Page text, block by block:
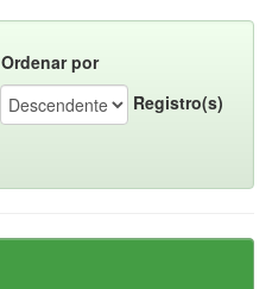
Ordenar por
Registro(s)